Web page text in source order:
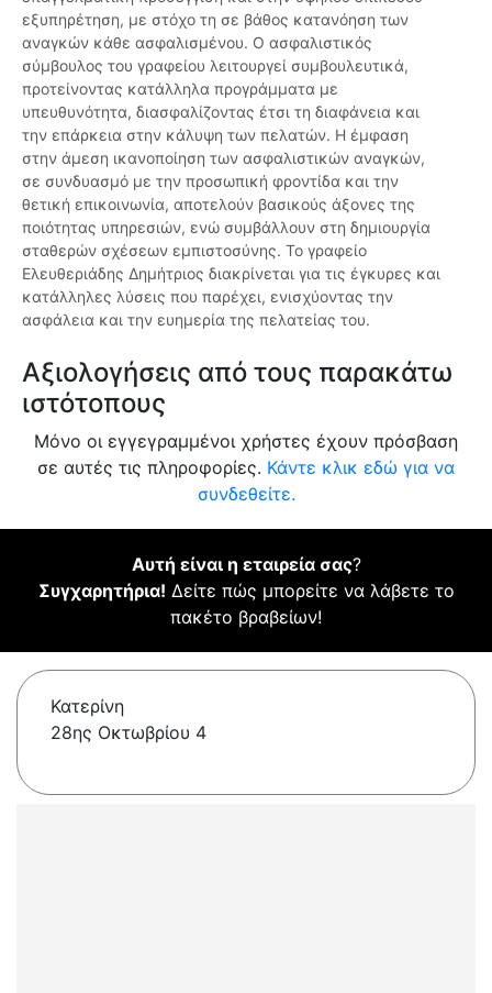
εξυπηρέτηση, με στόχο τη σε βάθος κατανόηση των
αναγκών κάθε ασφαλισμένου. Ο ασφαλιστικός
σύμβουλος του γραφείου λειτουργεί συμβουλευτικά,
προτείνοντας κατάλληλα προγράμματα με
υπευθυνότητα, διασφαλίζοντας έτσι τη διαφάνεια και
την επάρκεια στην κάλυψη των πελατών. Η έμφαση
στην άμεση ικανοποίηση των ασφαλιστικών αναγκών,
σε συνδυασμό με την προσωπική φροντίδα και την
θετική επικοινωνία, αποτελούν βασικούς άξονες της
ποιότητας υπηρεσιών, ενώ συμβάλλουν στη δημιουργία
σταθερών σχέσεων εμπιστοσύνης. Το γραφείο
Ελευθεριάδης Δημήτριος διακρίνεται για τις έγκυρες και
κατάλληλες λύσεις που παρέχει, ενισχύοντας την
ασφάλεια και την ευημερία της πελατείας του.
Αξιολογήσεις από τους παρακάτω
ιστότοπους
Μόνο οι εγγεγραμμένοι χρήστες έχουν πρόσβαση
σε αυτές τις πληροφορίες. Κάντε κλικ εδώ για να
συνδεθείτε.
Αυτή είναι η εταιρεία σας?
Συγχαρητήρια! Δείτε πώς μπορείτε να λάβετε το
πακέτο βραβείων!
Κατερίνη
28ης Οκτωβρίου 4